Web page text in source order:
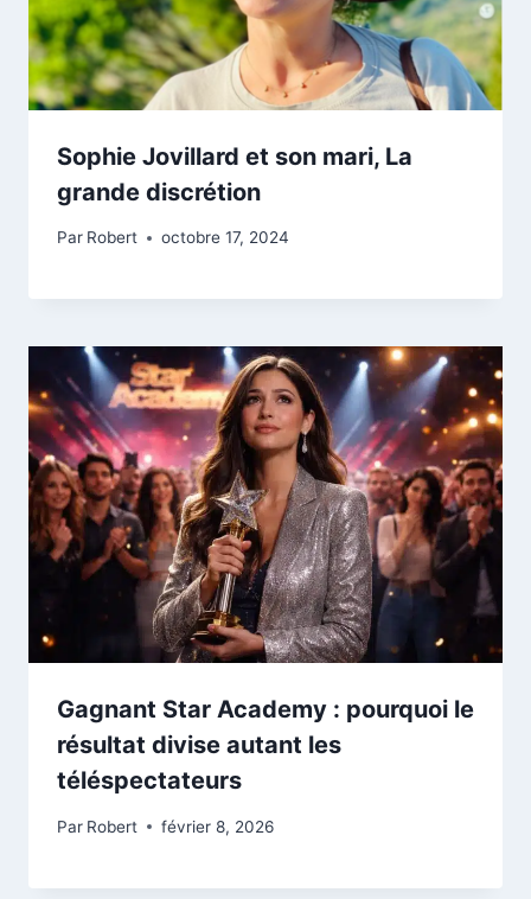
Sophie Jovillard et son mari, La
grande discrétion
Par Robert octobre 17, 2024
Gagnant Star Academy : pourquoi le
résultat divise autant les
téléspectateurs
Par Robert février 8, 2026